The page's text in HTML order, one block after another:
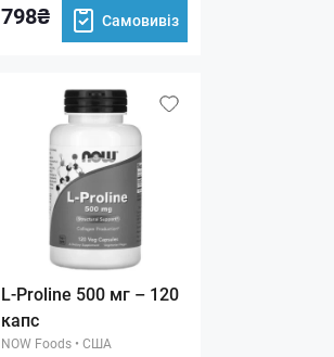
798₴ Самовивіз
L-Proline 500 мг – 120
капс
NOW Foods • США